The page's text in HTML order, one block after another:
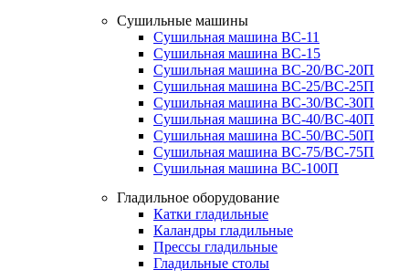
Сушильные машины
Сушильная машина ВС-11
Сушильная машина ВС-15
Сушильная машина ВС-20/ВС-20П
Сушильная машина ВС-25/ВС-25П
Сушильная машина ВС-30/ВС-30П
Сушильная машина ВС-40/ВС-40П
Сушильная машина ВС-50/ВС-50П
Сушильная машина ВС-75/ВС-75П
Сушильная машина ВС-100П
Гладильное оборудование
Катки гладильные
Каландры гладильные
Прессы гладильные
Гладильные столы